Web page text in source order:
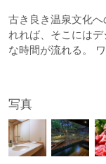
古き良き温泉文化
れれば、そこには
な時間が流れる。
畳に寝転んで本を
写真